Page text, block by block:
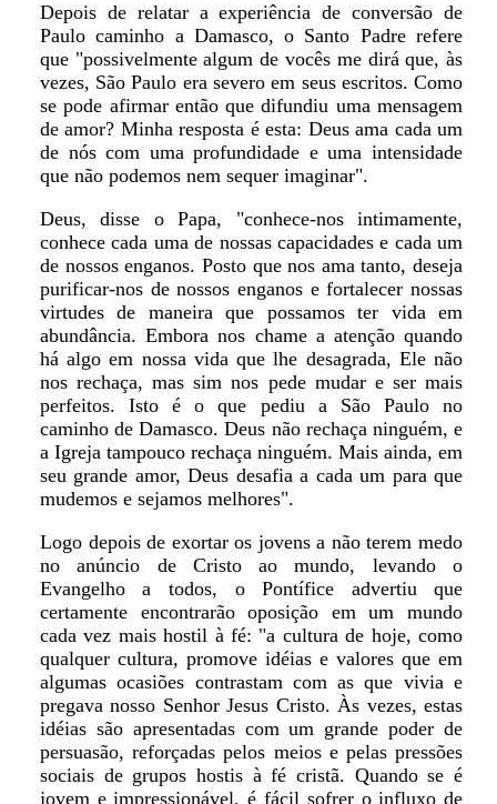
Depois de relatar a experiência de conversão de
Paulo caminho a Damasco, o Santo Padre refere
que "possivelmente algum de vocês me dirá que, às
vezes, São Paulo era severo em seus escritos. Como
se pode afirmar então que difundiu uma mensagem
de amor? Minha resposta é esta: Deus ama cada um
de nós com uma profundidade e uma intensidade
que não podemos nem sequer imaginar".
Deus, disse o Papa, "conhece-nos intimamente,
conhece cada uma de nossas capacidades e cada um
de nossos enganos. Posto que nos ama tanto, deseja
purificar-nos de nossos enganos e fortalecer nossas
virtudes de maneira que possamos ter vida em
abundância. Embora nos chame a atenção quando
há algo em nossa vida que lhe desagrada, Ele não
nos rechaça, mas sim nos pede mudar e ser mais
perfeitos. Isto é o que pediu a São Paulo no
caminho de Damasco. Deus não rechaça ninguém, e
a Igreja tampouco rechaça ninguém. Mais ainda, em
seu grande amor, Deus desafia a cada um para que
mudemos e sejamos melhores".
Logo depois de exortar os jovens a não terem medo
no anúncio de Cristo ao mundo, levando o
Evangelho a todos, o Pontífice advertiu que
certamente encontrarão oposição em um mundo
cada vez mais hostil à fé: "a cultura de hoje, como
qualquer cultura, promove idéias e valores que em
algumas ocasiões contrastam com as que vivia e
pregava nosso Senhor Jesus Cristo. Às vezes, estas
idéias são apresentadas com um grande poder de
persuasão, reforçadas pelos meios e pelas pressões
sociais de grupos hostis à fé cristã. Quando se é
jovem e impressionável, é fácil sofrer o influxo de